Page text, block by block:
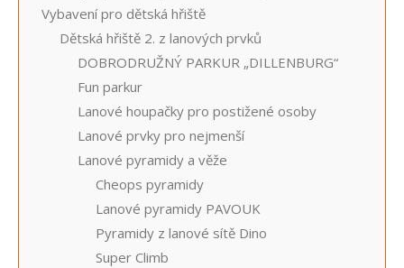
Vybavení pro dětská hřiště
Dětská hřiště 2. z lanových prvků
DOBRODRUŽNÝ PARKUR „DILLENBURG“
Fun parkur
Lanové houpačky pro postižené osoby
Lanové prvky pro nejmenší
Lanové pyramidy a věže
Cheops pyramidy
Lanové pyramidy PAVOUK
Pyramidy z lanové sítě Dino
Super Climb